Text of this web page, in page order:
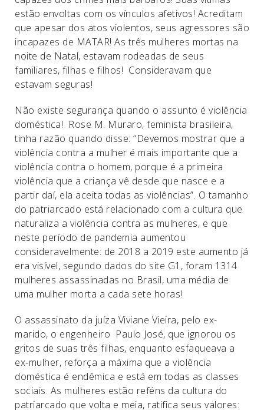
estão envoltas com os vínculos afetivos! Acreditam
que apesar dos atos violentos, seus agressores são
incapazes de MATAR! As três mulheres mortas na
noite de Natal, estavam rodeadas de seus
familiares, filhas e filhos! Consideravam que
estavam seguras!
Não existe segurança quando o assunto é violência
doméstica! Rose M. Muraro, feminista brasileira,
tinha razão quando disse: “Devemos mostrar que a
violência contra a mulher é mais importante que a
violência contra o homem, porque é a primeira
violência que a criança vê desde que nasce e a
partir daí, ela aceita todas as violências”. O tamanho
do patriarcado está relacionado com a cultura que
naturaliza a violência contra as mulheres, e que
neste período de pandemia aumentou
consideravelmente: de 2018 a 2019 este aumento já
era visível, segundo dados do site G1, foram 1314
mulheres assassinadas no Brasil, uma média de
uma mulher morta a cada sete horas!
O assassinato da juíza Viviane Vieira, pelo ex-
marido, o engenheiro Paulo José, que ignorou os
gritos de suas três filhas, enquanto esfaqueava a
ex-mulher, reforça a máxima que a violência
doméstica é endêmica e está em todas as classes
sociais. As mulheres estão reféns da cultura do
patriarcado que volta e meia, ratifica seus valores: